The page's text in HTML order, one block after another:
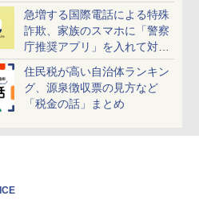
急増する国際電話による特殊
詐欺、家族のスマホに「警察
庁推奨アプリ」を入れて対策
しよう！
住民税が高い自治体ランキン
グ、源泉徴収票の見方など
「税金の話」まとめ
ICE